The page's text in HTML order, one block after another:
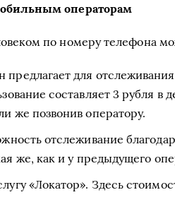
операторам
по номеру телефона
для
составляет 3 рубля
же позвонив оператору.
отслеживание
же, как и у предыдущего
«Локатор». Здесь